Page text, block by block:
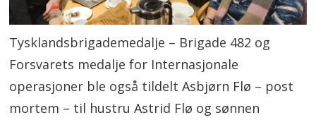
Tysklandsbrigademedalje – Brigade 482 og
Forsvarets medalje for Internasjonale
operasjoner ble også tildelt Asbjørn Flø – post
mortem – til hustru Astrid Flø og sønnen